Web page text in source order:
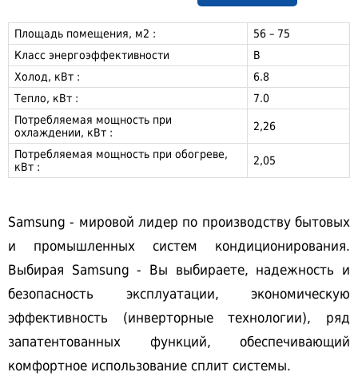
Площадь помещения, м2 :
56 – 75
Класс энергоэффективности
B
Холод, кВт :
6.8
Тепло, кВт :
7.0
Потребляемая мощность при
охлаждении, кВт :
2,26
Потребляемая мощность при обогреве,
кВт :
2,05
Samsung - мировой лидер по производству бытовых
и промышленных систем кондиционирования.
Выбирая Samsung - Вы выбираете, надежность и
безопасность эксплуатации, экономическую
эффективность (инверторные технологии), ряд
запатентованных функций, обеспечивающий
комфортное использование сплит системы.